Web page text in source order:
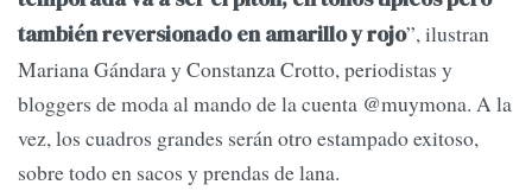
también reversionado en amarillo y rojo”, ilustran
Mariana Gándara y Constanza Crotto, periodistas y
bloggers de moda al mando de la cuenta @muymona. A la
vez, los cuadros grandes serán otro estampado exitoso,
sobre todo en sacos y prendas de lana.